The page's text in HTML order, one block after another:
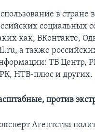
в стране
социальных
как, ВКонтакте,
а также
ТВ Центр,
НТВ-плюс и других.
против
Агентства